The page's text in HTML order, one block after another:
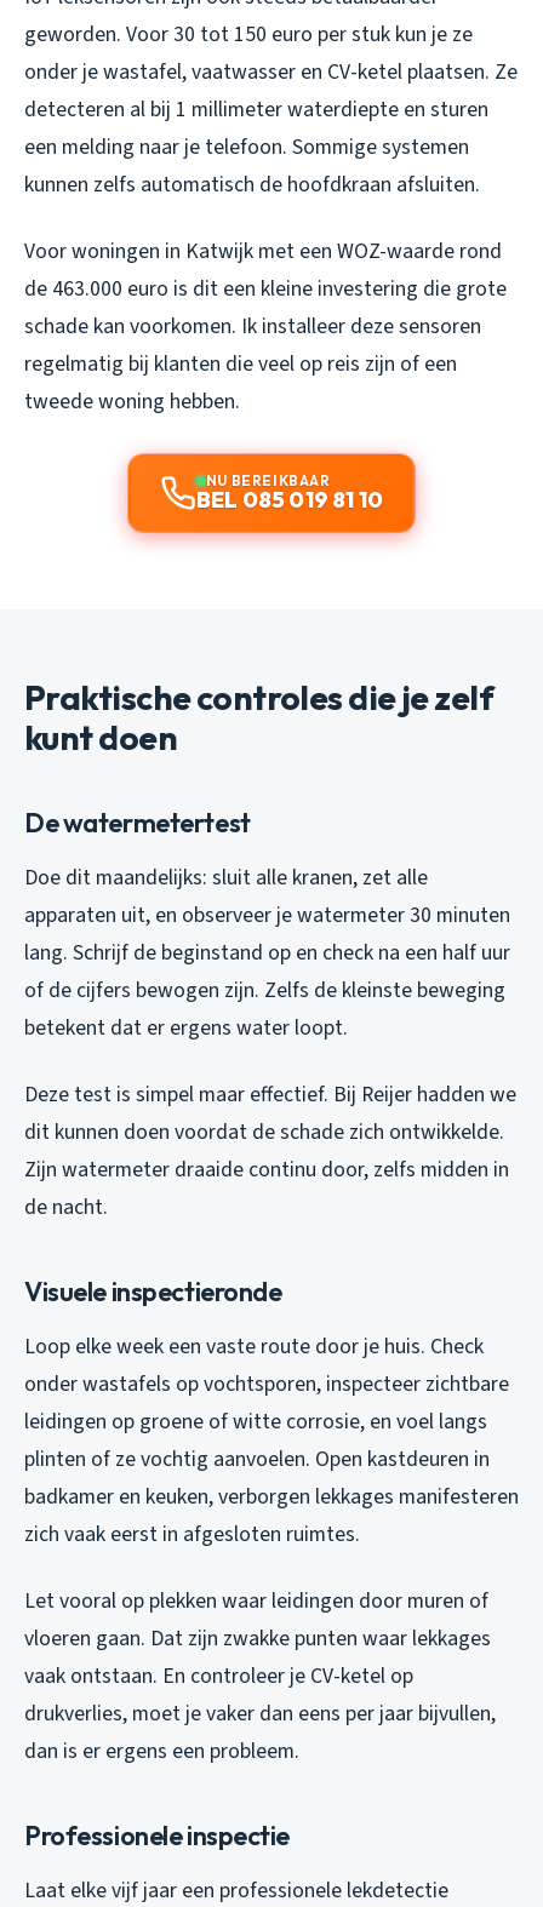
geworden. Voor 30 tot 150 euro per stuk kun je ze
onder je wastafel, vaatwasser en CV-ketel plaatsen. Ze
detecteren al bij 1 millimeter waterdiepte en sturen
een melding naar je telefoon. Sommige systemen
kunnen zelfs automatisch de hoofdkraan afsluiten.
Voor woningen in Katwijk met een WOZ-waarde rond
de 463.000 euro is dit een kleine investering die grote
schade kan voorkomen. Ik installeer deze sensoren
regelmatig bij klanten die veel op reis zijn of een
tweede woning hebben.
NU BEREIKBAAR
BEL 085 019 81 10
Praktische controles die je zelf
kunt doen
De watermetertest
Doe dit maandelijks: sluit alle kranen, zet alle
apparaten uit, en observeer je watermeter 30 minuten
lang. Schrijf de beginstand op en check na een half uur
of de cijfers bewogen zijn. Zelfs de kleinste beweging
betekent dat er ergens water loopt.
Deze test is simpel maar effectief. Bij Reijer hadden we
dit kunnen doen voordat de schade zich ontwikkelde.
Zijn watermeter draaide continu door, zelfs midden in
de nacht.
Visuele inspectieronde
Loop elke week een vaste route door je huis. Check
onder wastafels op vochtsporen, inspecteer zichtbare
leidingen op groene of witte corrosie, en voel langs
plinten of ze vochtig aanvoelen. Open kastdeuren in
badkamer en keuken, verborgen lekkages manifesteren
zich vaak eerst in afgesloten ruimtes.
Let vooral op plekken waar leidingen door muren of
vloeren gaan. Dat zijn zwakke punten waar lekkages
vaak ontstaan. En controleer je CV-ketel op
drukverlies, moet je vaker dan eens per jaar bijvullen,
dan is er ergens een probleem.
Professionele inspectie
Laat elke vijf jaar een professionele lekdetectie